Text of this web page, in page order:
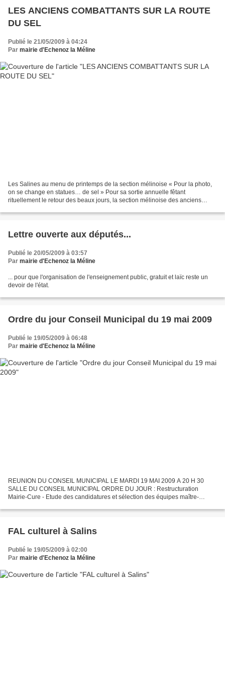
LES ANCIENS COMBATTANTS SUR LA ROUTE
DU SEL
Publié le 21/05/2009 à 04:24
Par mairie d'Echenoz la Méline
Les Salines au menu de printemps de la section mélinoise « Pour la photo,
on se change en statues… de sel » Pour sa sortie annuelle fêtant
rituellement le retour des beaux jours, la section mélinoise des anciens
Lettre ouverte aux députés...
Publié le 20/05/2009 à 03:57
Par mairie d'Echenoz la Méline
... pour que l'organisation de l'enseignement public, gratuit et laïc reste un
devoir de l'état.
Ordre du jour Conseil Municipal du 19 mai 2009
Publié le 19/05/2009 à 06:48
Par mairie d'Echenoz la Méline
REUNION DU CONSEIL MUNICIPAL LE MARDI 19 MAI 2009 A 20 H 30
SALLE DU CONSEIL MUNICIPAL ORDRE DU JOUR : Restructuration
Mairie-Cure - Etude des candidatures et sélection des équipes maître-
FAL culturel à Salins
Publié le 19/05/2009 à 02:00
Par mairie d'Echenoz la Méline